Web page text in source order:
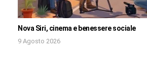
Nova Siri, cinema e benessere sociale
9 Agosto 2026